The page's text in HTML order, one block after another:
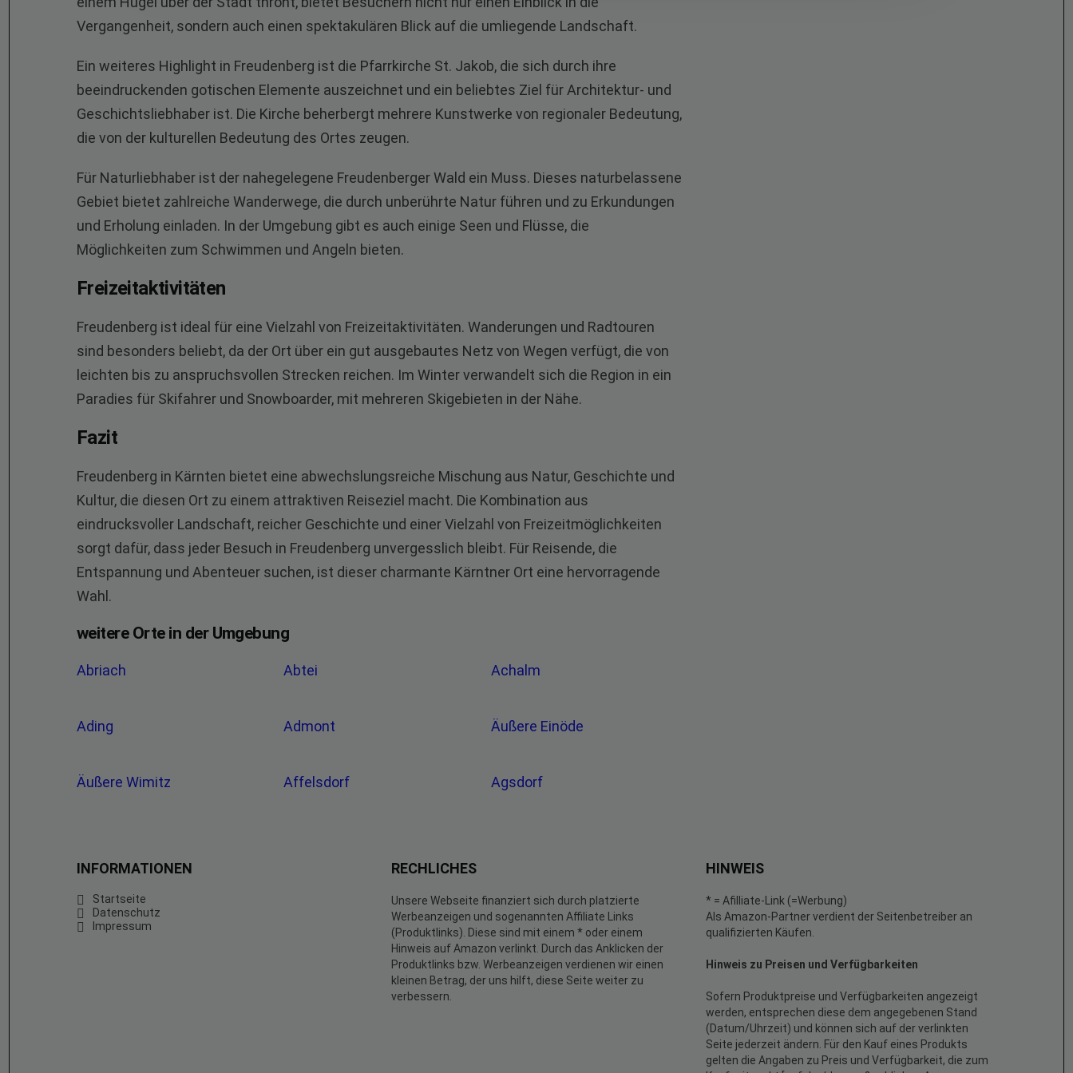
Vergangenheit, sondern auch einen spektakulären Blick auf die umliegende Landschaft.
Ein weiteres Highlight in Freudenberg ist die Pfarrkirche St. Jakob, die sich durch ihre
beeindruckenden gotischen Elemente auszeichnet und ein beliebtes Ziel für Architektur- und
Geschichtsliebhaber ist. Die Kirche beherbergt mehrere Kunstwerke von regionaler Bedeutung,
die von der kulturellen Bedeutung des Ortes zeugen.
Für Naturliebhaber ist der nahegelegene Freudenberger Wald ein Muss. Dieses naturbelassene
Gebiet bietet zahlreiche Wanderwege, die durch unberührte Natur führen und zu Erkundungen
und Erholung einladen. In der Umgebung gibt es auch einige Seen und Flüsse, die
Möglichkeiten zum Schwimmen und Angeln bieten.
Freizeitaktivitäten
Freudenberg ist ideal für eine Vielzahl von Freizeitaktivitäten. Wanderungen und Radtouren
sind besonders beliebt, da der Ort über ein gut ausgebautes Netz von Wegen verfügt, die von
leichten bis zu anspruchsvollen Strecken reichen. Im Winter verwandelt sich die Region in ein
Paradies für Skifahrer und Snowboarder, mit mehreren Skigebieten in der Nähe.
Fazit
Freudenberg in Kärnten bietet eine abwechslungsreiche Mischung aus Natur, Geschichte und
Kultur, die diesen Ort zu einem attraktiven Reiseziel macht. Die Kombination aus
eindrucksvoller Landschaft, reicher Geschichte und einer Vielzahl von Freizeitmöglichkeiten
sorgt dafür, dass jeder Besuch in Freudenberg unvergesslich bleibt. Für Reisende, die
Entspannung und Abenteuer suchen, ist dieser charmante Kärntner Ort eine hervorragende
Wahl.
weitere Orte in der Umgebung
Abriach Abtei Achalm
Ading Admont Äußere Einöde
Äußere Wimitz Affelsdorf Agsdorf
INFORMATIONEN
Startseite
Datenschutz
Impressum
RECHLICHES
Unsere Webseite finanziert sich durch platzierte
Werbeanzeigen und sogenannten Affiliate Links
(Produktlinks). Diese sind mit einem * oder einem
Hinweis auf Amazon verlinkt. Durch das Anklicken der
Produktlinks bzw. Werbeanzeigen verdienen wir einen
kleinen Betrag, der uns hilft, diese Seite weiter zu
verbessern.
HINWEIS
* = Afilliate-Link (=Werbung)
Als Amazon-Partner verdient der Seitenbetreiber an
qualifizierten Käufen.
Hinweis zu Preisen und Verfügbarkeiten
Sofern Produktpreise und Verfügbarkeiten angezeigt
werden, entsprechen diese dem angegebenen Stand
(Datum/Uhrzeit) und können sich auf der verlinkten
Seite jederzeit ändern. Für den Kauf eines Produkts
gelten die Angaben zu Preis und Verfügbarkeit, die zum